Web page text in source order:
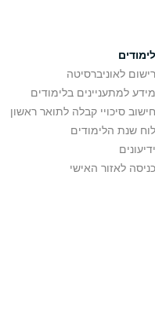
לימודים
רישום לאוניברסיטה
מידע למתעניינים בלימודים
חישוב סיכויי קבלה לתואר ראשון
לוח שנת הלימודים
ידיעונים
כניסה לאזור האישי